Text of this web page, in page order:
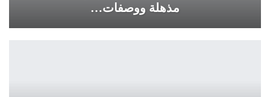
مذهلة ووصفات…